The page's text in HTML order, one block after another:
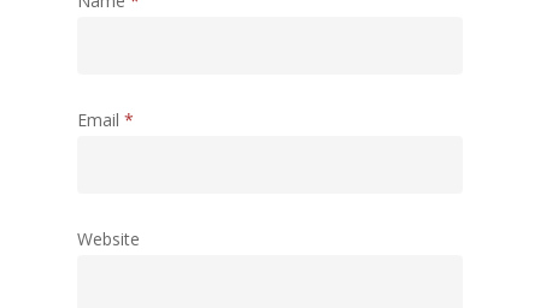
Email *
Website